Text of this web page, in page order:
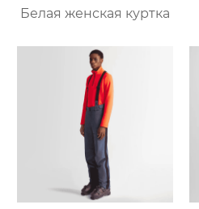
Белая женская куртка